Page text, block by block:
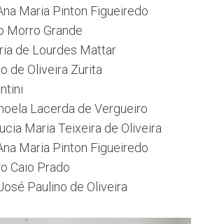
Maria Pinton Figueiredo
Morro Grande
de Lourdes Mattar
de Oliveira Zurita
Lacerda de Vergueiro
Maria Teixeira de Oliveira
Maria Pinton Figueiredo
Caio Prado
Paulino de Oliveira